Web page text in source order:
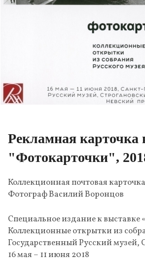
Рекламная карточка
"Фотокарточки",
Коллекционная почтовая
Фотограф Василий Воронцов
Специальное издание к выставке
Коллекционные открытки из
Государственный Русский музей,
16 мая – 11 июня 2018